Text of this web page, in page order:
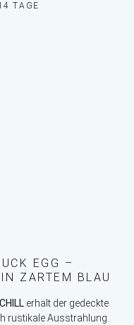
TAGE
EGG –
ZARTEM BLAU
erhält der gedeckte
rustikale Ausstrahlung.